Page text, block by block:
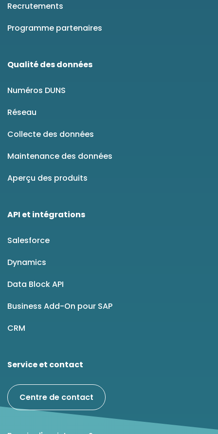
Recrutements
Programme partenaires
Qualité des données
Numéros DUNS
Réseau
Collecte des données
Maintenance des données
Aperçu des produits
API et intégrations
Salesforce
Dynamics
Data Block API
Business Add-On pour SAP
CRM
Service et contact
Centre de contact